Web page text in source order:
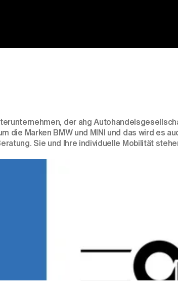
der ahg
Marken BMW und MINI und das wird es
Sie und Ihre individuelle Mobilität